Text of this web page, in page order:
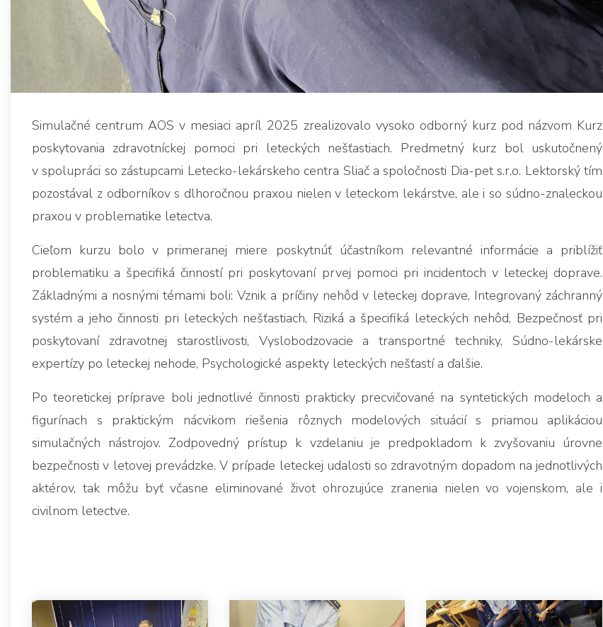
Simulačné centrum AOS v mesiaci apríl 2025 zrealizovalo vysoko odborný kurz pod názvom Kurz
poskytovania zdravotníckej pomoci pri leteckých nešťastiach. Predmetný kurz bol uskutočnený
v spolupráci so zástupcami Letecko-lekárskeho centra Sliač a spoločnosti Dia-pet s.r.o. Lektorský tím
pozostával z odborníkov s dlhoročnou praxou nielen v leteckom lekárstve, ale i so súdno-znaleckou
praxou v problematike letectva.
Cieľom kurzu bolo v primeranej miere poskytnúť účastníkom relevantné informácie a priblížiť
problematiku a špecifiká činností pri poskytovaní prvej pomoci pri incidentoch v leteckej doprave.
Základnými a nosnými témami boli: Vznik a príčiny nehôd v leteckej doprave, Integrovaný záchranný
systém a jeho činnosti pri leteckých nešťastiach, Riziká a špecifiká leteckých nehôd, Bezpečnosť pri
poskytovaní zdravotnej starostlivosti, Vyslobodzovacie a transportné techniky, Súdno-lekárske
expertízy po leteckej nehode, Psychologické aspekty leteckých nešťastí a ďalšie.
Po teoretickej príprave boli jednotlivé činnosti prakticky precvičované na syntetických modeloch a
figurínach s praktickým nácvikom riešenia rôznych modelových situácií s priamou aplikáciou
simulačných nástrojov. Zodpovedný prístup k vzdelaniu je predpokladom k zvyšovaniu úrovne
bezpečnosti v letovej prevádzke. V prípade leteckej udalosti so zdravotným dopadom na jednotlivých
aktérov, tak môžu byť včasne eliminované život ohrozujúce zranenia nielen vo vojenskom, ale i
civilnom letectve.